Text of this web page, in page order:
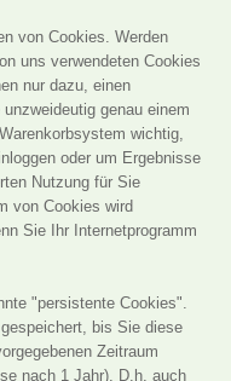
von Cookies. Werden
uns verwendeten Cookies
nur dazu, einen
genau einem
wichtig,
oder um Ergebnisse
Nutzung für Sie
von Cookies wird
Sie Ihr Internetprogramm
"persistente Cookies".
bis Sie diese
Zeitraum
nach 1 Jahr). D.h. auch